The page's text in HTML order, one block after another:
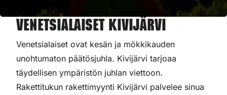
Venetsialaiset Kivijärvi
Venetsialaiset ovat kesän ja mökkikauden
unohtumaton päätösjuhla. Kivijärvi tarjoaa
täydellisen ympäristön juhlan viettoon.
Rakettitukun rakettimyynti Kivijärvi palvelee sinua